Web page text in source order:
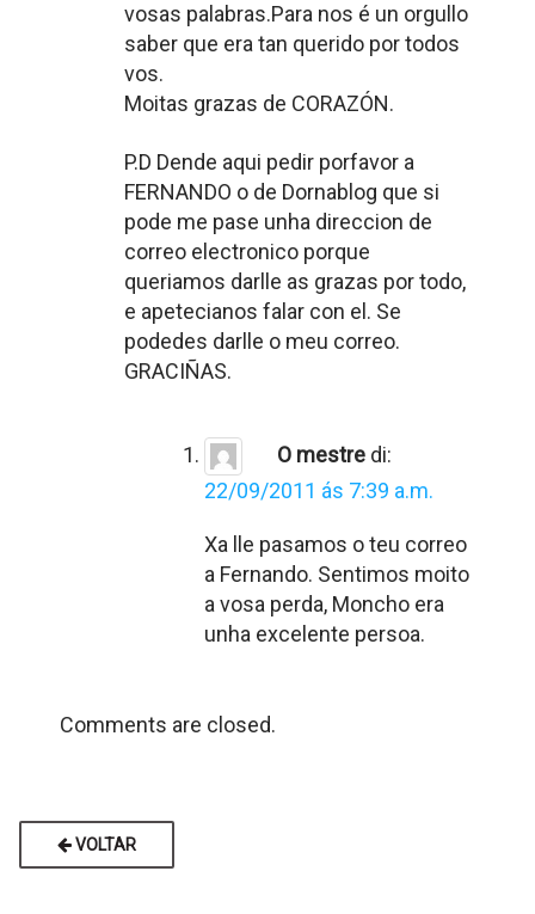
vosas palabras.Para nos é un orgullo
saber que era tan querido por todos
vos.
Moitas grazas de CORAZÓN.
P.D Dende aqui pedir porfavor a
FERNANDO o de Dornablog que si
pode me pase unha direccion de
correo electronico porque
queriamos darlle as grazas por todo,
e apetecianos falar con el. Se
podedes darlle o meu correo.
GRACIÑAS.
O mestre di:
22/09/2011 ás 7:39 a.m.
Xa lle pasamos o teu correo
a Fernando. Sentimos moito
a vosa perda, Moncho era
unha excelente persoa.
Comments are closed.
VOLTAR